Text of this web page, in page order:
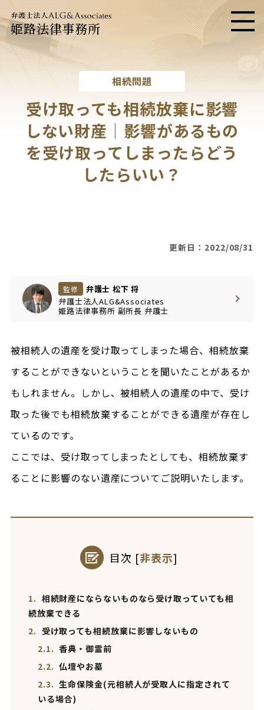
姫路法律事務所 メニ
相続問題
受け取っても相続放棄に影響
しない財産｜影響があるもの
を受け取ってしまったらどう
したらいい？
更新日：2022/08/31
監修
弁護士 松下 将
弁護士法人ALG&Associates
姫路法律事務所 副所長 弁護士
被相続人の遺産を受け取ってしまった場合、相続放棄
することができないということを聞いたことがあるか
もしれません。しかし、被相続人の遺産の中で、受け
取った後でも相続放棄することができる遺産が存在し
ているのです。
ここでは、受け取ってしまったとしても、相続放棄す
ることに影響のない遺産についてご説明いたします。
目次 [非表示]
1. 相続財産にならないものなら受け取っていても相
続放棄できる
2. 受け取っても相続放棄に影響しないもの
2.1. 香典・御霊前
2.2. 仏壇やお墓
2.3. 生命保険金(元相続人が受取人に指定されて
いる場合)